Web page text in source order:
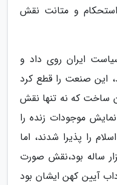
استحکام و متانت نقش
ایران روی داد و
این صنعت را قطع کرد
ساخت که نه تنها نقش
موجودات زنده را
را پذیرا شدند، اما
ساله بود،نقش صورت
آیین کهن ایشان بود